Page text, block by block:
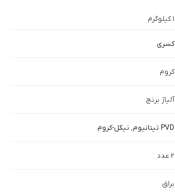
1 کیلوگرم
کسری
کروم
آلیاژ برنج
PVD تیتانیوم , نیکل-کروم
2 عدد
براق